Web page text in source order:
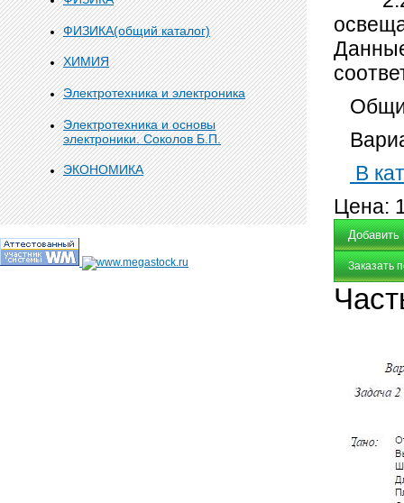
ФИЗИКА(общий каталог)
ХИМИЯ
Электротехника и электроника
Электротехника и основы
электроники. Соколов Б.П.
ЭКОНОМИКА
В
Цена:
Заказать